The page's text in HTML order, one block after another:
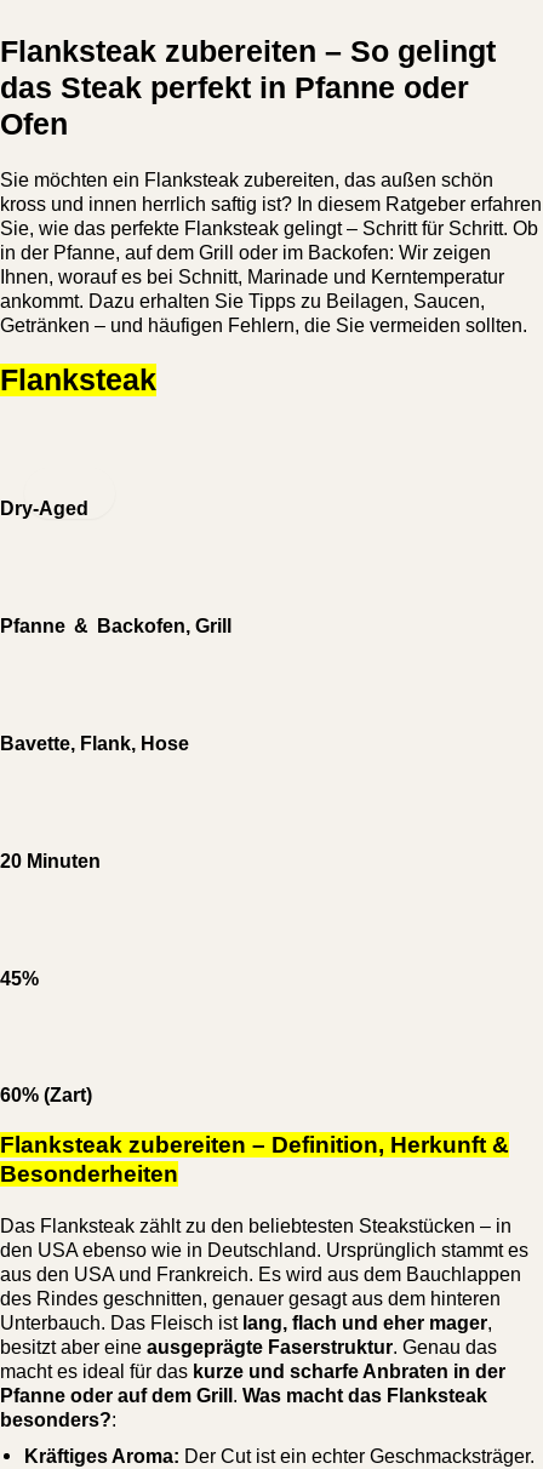
Inhalt
springen
Flanksteak zubereiten – So gelingt
das Steak perfekt in Pfanne oder
Ofen
Sie möchten ein Flanksteak zubereiten, das außen schön
kross und innen herrlich saftig ist? In diesem Ratgeber erfahren
Sie, wie das perfekte Flanksteak gelingt – Schritt für Schritt. Ob
in der Pfanne, auf dem Grill oder im Backofen: Wir zeigen
Ihnen, worauf es bei Schnitt, Marinade und Kerntemperatur
ankommt. Dazu erhalten Sie Tipps zu Beilagen, Saucen,
Getränken – und häufigen Fehlern, die Sie vermeiden sollten.
Flanksteak
Dry-Aged
Pfanne & Backofen, Grill
Bavette, Flank, Hose
20 Minuten
45%
60% (Zart)
Flanksteak zubereiten – Definition, Herkunft &
Besonderheiten
Das Flanksteak zählt zu den beliebtesten Steakstücken – in
den USA ebenso wie in Deutschland. Ursprünglich stammt es
aus den USA und Frankreich. Es wird aus dem Bauchlappen
des Rindes geschnitten, genauer gesagt aus dem hinteren
Unterbauch. Das Fleisch ist lang, flach und eher mager
besitzt aber eine ausgeprägte Faserstruktur . Genau das
macht es ideal für das kurze und scharfe Anbraten in der
Pfanne oder auf dem Grill Was macht das Flanksteak
besonders?:
Kräftiges Aroma: Der Cut ist ein echter Geschmacksträger.